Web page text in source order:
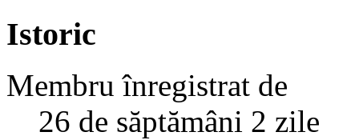
Istoric
Membru înregistrat de
26 de săptămâni 2 zile